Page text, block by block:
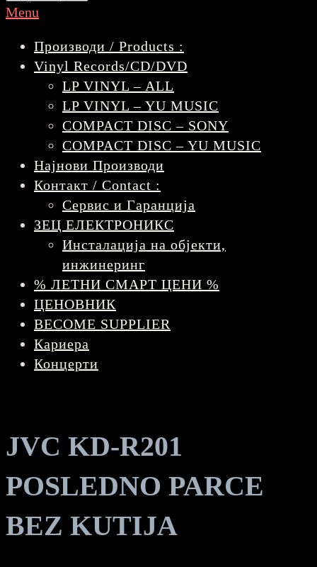
Menu
Производи / Products :
Vinyl Records/CD/DVD
LP VINYL – ALL
LP VINYL – YU MUSIC
COMPACT DISC – SONY
COMPACT DISC – YU MUSIC
Најнови Производи
Контакт / Contact :
Сервис и Гаранција
ЗЕЦ ЕЛЕКТРОНИКС
Инсталација на објекти,
инжинеринг
% ЛЕТНИ СМАРТ ЦЕНИ %
ЦЕНОВНИК
BECOME SUPPLIER
Кариера
Концерти
JVC KD-R201
POSLEDNO PARCE
BEZ KUTIJA